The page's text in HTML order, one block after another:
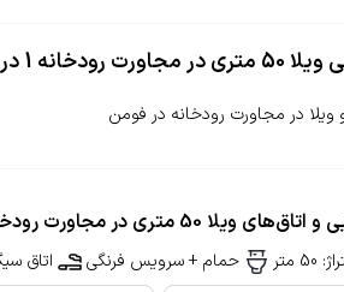
ویلا 50 متری در مجاورت رودخانه 1 در فومن
ویلا در مجاورت رودخانه در فومن
ویلا 50 متری در مجاورت رودخانه 1 در فومن
50 متر حمام + سرویس فرنگی اتاق